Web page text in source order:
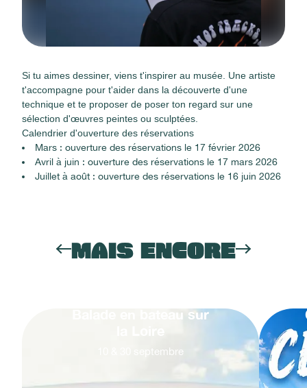
Si tu aimes dessiner, viens t'inspirer au musée. Une artiste
t'accompagne pour t'aider dans la découverte d'une
technique et te proposer de poser ton regard sur une
sélection d'œuvres peintes ou sculptées.
Calendrier d'ouverture des réservations
Mars : ouverture des réservations le 17 février 2026
Avril à juin : ouverture des réservations le 17 mars 2026
Juillet à août : ouverture des réservations le 16 juin 2026
MAIS ENCORE
Balade en bateau sur
septembre